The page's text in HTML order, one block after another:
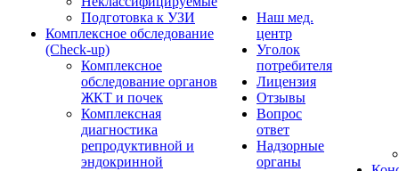
Подготовка к УЗИ
Комплексное обследование
(Check-up)
Комплексное
обследование органов
ЖКТ и почек
Комплексная
диагностика
репродуктивной и
эндокринной
Наш мед.
центр
Уголок
потребителя
Лицензия
Отзывы
Вопрос
ответ
Надзорные
органы